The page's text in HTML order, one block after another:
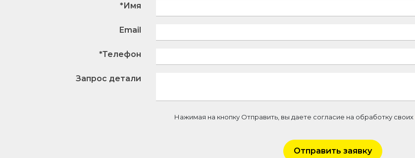
*Имя
Email
*Телефон
Запрос детали
Нажимая на кнопку Отправить, вы даете согласие на обработку своих
Отправить заявку